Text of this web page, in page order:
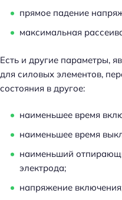
прямое падение
максимальная
Есть и другие параметры,
для силовых элементов,
состояния в другое:
наименьшее время
наименьшее время
наименьший
электрода;
напряжение